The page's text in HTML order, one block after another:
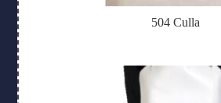
504 Culla